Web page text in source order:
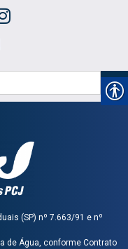
(SP) nº 7.663/91 e nº
de Água, conforme Contrato